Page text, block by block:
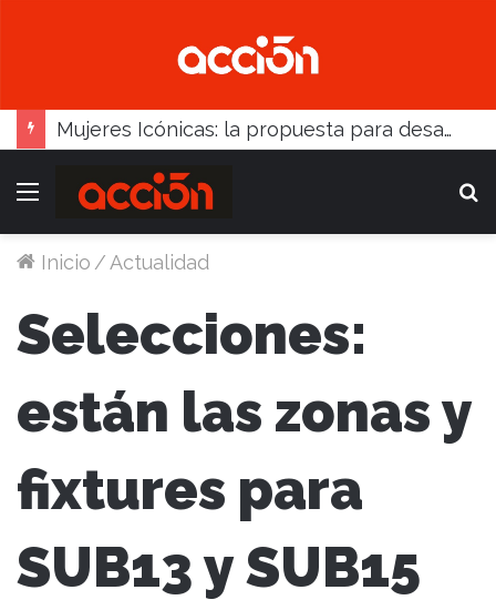
Mujeres Icónicas: la propuesta para desarrollo empresarial femenino que llega a Balcarce
Menú
Inicio /Actualidad
Selecciones:
están las zonas y
fixtures para
SUB13 y SUB15